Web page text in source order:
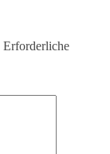
Erforderliche